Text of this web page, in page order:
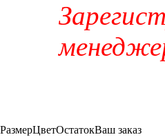
РазмерЦветОстатокВаш заказ